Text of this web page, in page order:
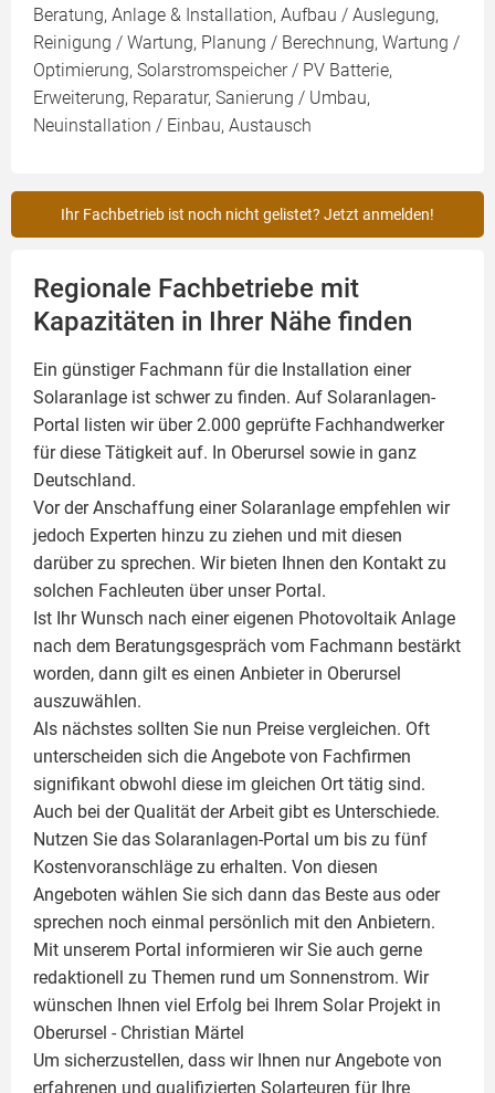
Beratung, Anlage & Installation, Aufbau / Auslegung,
Reinigung / Wartung, Planung / Berechnung, Wartung /
Optimierung, Solarstromspeicher / PV Batterie,
Erweiterung, Reparatur, Sanierung / Umbau,
Neuinstallation / Einbau, Austausch
Ihr Fachbetrieb ist noch nicht gelistet? Jetzt anmelden!
Regionale Fachbetriebe mit
Kapazitäten in Ihrer Nähe finden
Ein günstiger Fachmann für die Installation einer
Solaranlage ist schwer zu finden. Auf Solaranlagen-
Portal listen wir über 2.000 geprüfte Fachhandwerker
für diese Tätigkeit auf. In Oberursel sowie in ganz
Deutschland.
Vor der Anschaffung einer Solaranlage empfehlen wir
jedoch Experten hinzu zu ziehen und mit diesen
darüber zu sprechen. Wir bieten Ihnen den Kontakt zu
solchen Fachleuten über unser Portal.
Ist Ihr Wunsch nach einer eigenen Photovoltaik Anlage
nach dem Beratungsgespräch vom Fachmann bestärkt
worden, dann gilt es einen Anbieter in Oberursel
auszuwählen.
Als nächstes sollten Sie nun Preise vergleichen. Oft
unterscheiden sich die Angebote von Fachfirmen
signifikant obwohl diese im gleichen Ort tätig sind.
Auch bei der Qualität der Arbeit gibt es Unterschiede.
Nutzen Sie das Solaranlagen-Portal um bis zu fünf
Kostenvoranschläge zu erhalten. Von diesen
Angeboten wählen Sie sich dann das Beste aus oder
sprechen noch einmal persönlich mit den Anbietern.
Mit unserem Portal informieren wir Sie auch gerne
redaktionell zu Themen rund um Sonnenstrom. Wir
wünschen Ihnen viel Erfolg bei Ihrem Solar Projekt in
Oberursel - Christian Märtel
Um sicherzustellen, dass wir Ihnen nur Angebote von
erfahrenen und qualifizierten Solarteuren für Ihre